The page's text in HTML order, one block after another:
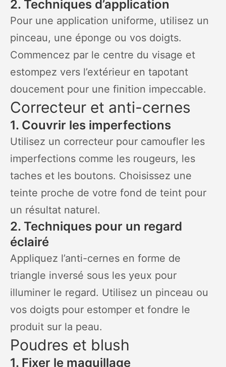
2. Techniques d’application
Pour une application uniforme, utilisez un
pinceau, une éponge ou vos doigts.
Commencez par le centre du visage et
estompez vers l’extérieur en tapotant
doucement pour une finition impeccable.
Correcteur et anti-cernes
1. Couvrir les imperfections
Utilisez un correcteur pour camoufler les
imperfections comme les rougeurs, les
taches et les boutons. Choisissez une
teinte proche de votre fond de teint pour
un résultat naturel.
2. Techniques pour un regard
éclairé
Appliquez l’anti-cernes en forme de
triangle inversé sous les yeux pour
illuminer le regard. Utilisez un pinceau ou
vos doigts pour estomper et fondre le
produit sur la peau.
Poudres et blush
1. Fixer le maquillage